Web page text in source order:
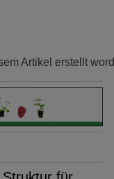
Artikel erstellt